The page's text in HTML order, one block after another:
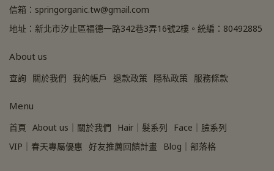
信箱：springorganic.tw@gmail.com
地址：新北市汐止區福德一路342巷3弄16號2樓。統編：80492885
About us
查詢 關於我們 我的帳戶 退款政策 隱私政策 服務條款
Menu
首頁 About us｜關於我們 Hair｜髮系列
Face｜臉系列
VIP｜春天專屬優惠 好友推薦回饋計畫 Blog｜部落格